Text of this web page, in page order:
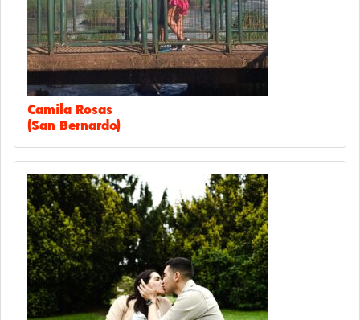
Camila Rosas
(San Bernardo)